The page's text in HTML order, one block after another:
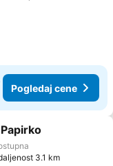
Pogledaj cene
3.1 km